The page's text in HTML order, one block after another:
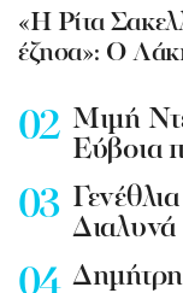
«Η Ρίτα
έζησα»: Ο
Mιμή
Εύβοια
Διαλυνά